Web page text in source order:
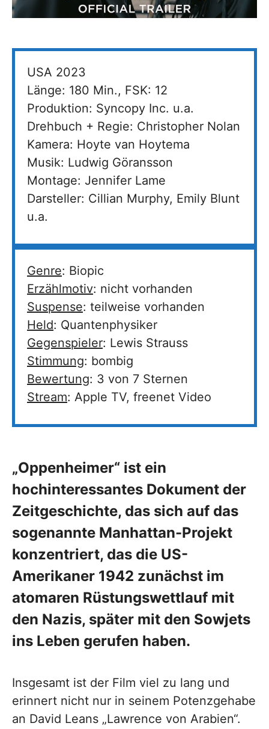
USA 2023
Länge: 180 Min., FSK: 12
Produktion: Syncopy Inc. u.a.
Drehbuch + Regie: Christopher Nolan
Kamera: Hoyte van Hoytema
Musik: Ludwig Göransson
Montage: Jennifer Lame
Darsteller: Cillian Murphy, Emily Blunt
u.a.
Genre: Biopic
Erzählmotiv: nicht vorhanden
Suspense: teilweise vorhanden
Held: Quantenphysiker
Gegenspieler: Lewis Strauss
Stimmung: bombig
Bewertung: 3 von 7 Sternen
Stream: Apple TV, freenet Video
„Oppenheimer“ ist ein
hochinteressantes Dokument der
Zeitgeschichte, das sich auf das
sogenannte Manhattan-Projekt
konzentriert, das die US-
Amerikaner 1942 zunächst im
atomaren Rüstungswettlauf mit
den Nazis, später mit den Sowjets
ins Leben gerufen haben.
Insgesamt ist der Film viel zu lang und
erinnert nicht nur in seinem Potenzgehabe
an David Leans „Lawrence von Arabien“.